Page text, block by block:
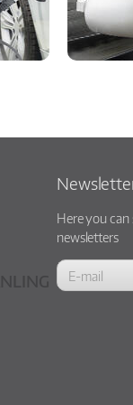
Here you
newsletters